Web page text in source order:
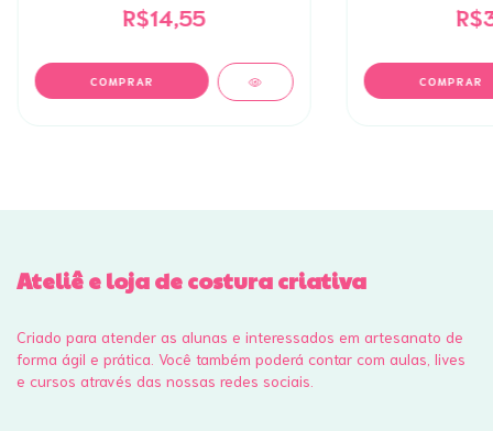
R$14,55
Ateliê e loja de costura criativa
Criado para atender as alunas e interessados em artesanato de
forma ágil e prática. Você também poderá contar com aulas, lives
e cursos através das nossas redes sociais.